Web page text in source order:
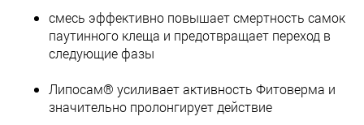
смесь эффективно повышает смертность самок
паутинного клеща и предотвращает переход в
следующие фазы
Липосам® усиливает активность Фитоверма и
значительно пролонгирует действие